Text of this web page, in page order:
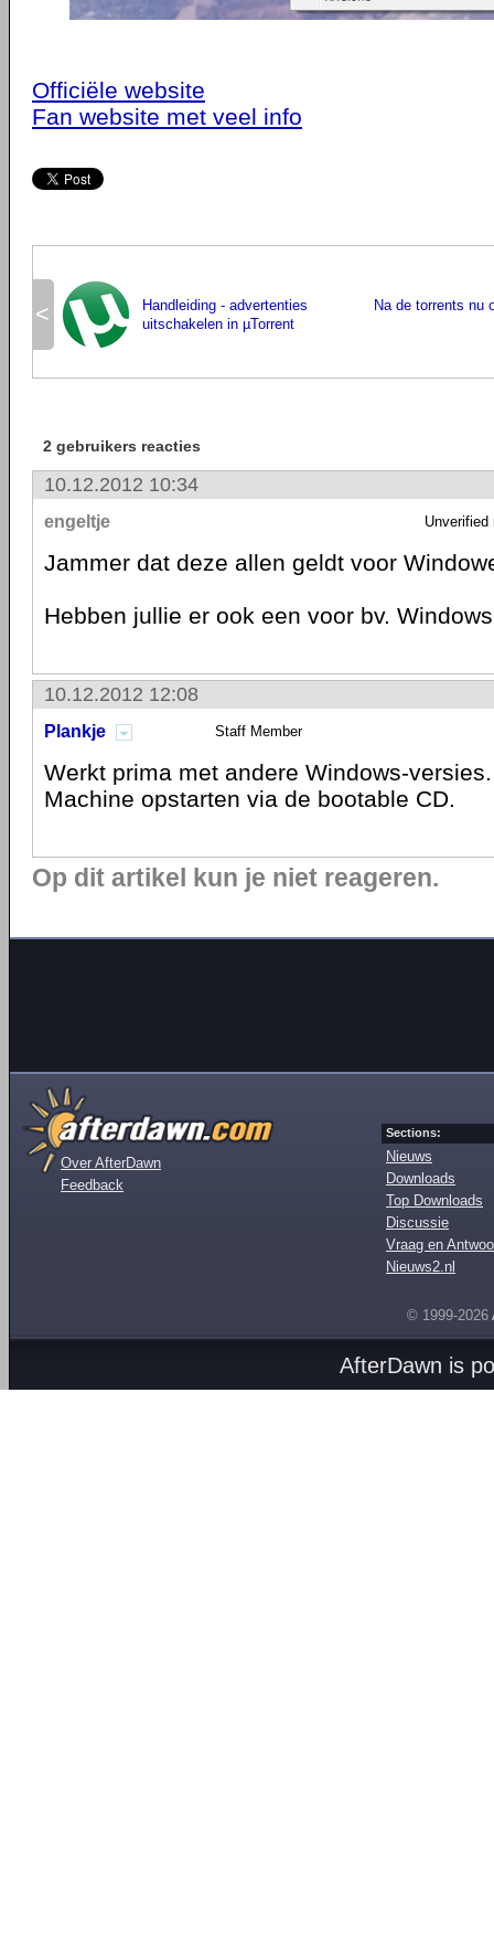
Officiële website
Fan website met veel info
<
Handleiding - advertenties
uitschakelen in µTorrent
Na de torrents nu
2 gebruikers reacties
10.12.2012 10:34
engeltje Unverified
Jammer dat deze allen geldt voor
Hebben jullie er ook een voor bv.
10.12.2012 12:08
Plankje Staff Member
Werkt prima met andere Windows-versies.
Machine opstarten via de bootable CD.
Op dit artikel kun je niet reageren.
Over AfterDawn
Feedback
Sections:
Nieuws
Downloads
Top Downloads
Discussie
Vraag en
Nieuws2.nl
© 1999-2026
AfterDawn is